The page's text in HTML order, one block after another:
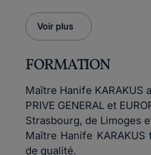
Voir plus
FORMATION
Maître Hanife KARAKUS
PRIVE GENERAL et
Strasbourg, de Limoges
Maître Hanife
de qualité.